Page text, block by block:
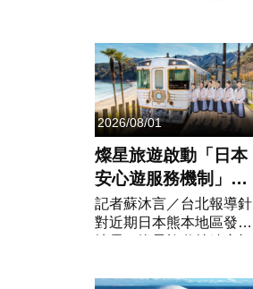
換，加上周遭環境逐漸轉
差，強度已減弱為中度颱
風，颱風眼也逐漸...
2026/08/01
燦星旅遊啟動「日本
安心遊服務機制」
以旅客安心為優先
記者蘇沐言／台北報導針
對近期日本熊本地區發生
受影響地區表達誠摯關心